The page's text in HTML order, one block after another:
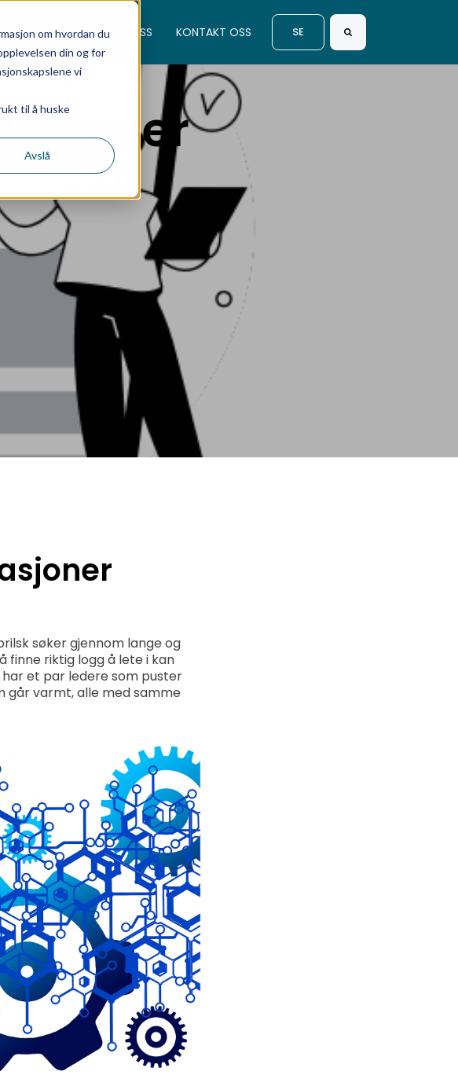
om hvordan du
din og for
vi
til å huske
Avslå
EVENTS OM OSS KONTAKT OSS SE
søker gjennom lange og
finne riktig logg å lete i kan
et par ledere som puster
går varmt, alle med samme